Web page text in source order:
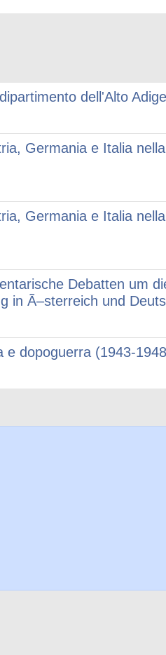
dell'Alto Adige
Germania e Italia
Germania e Italia
Debatten um
in Ã–sterreich und
e dopoguerra (1943-